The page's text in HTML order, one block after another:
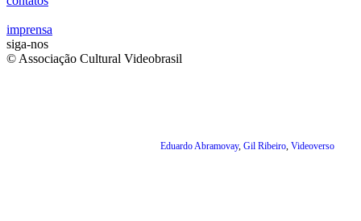
Eduardo Abramovay, Gil Ribeiro, Videoverso
imprensa
siga-nos
© Associação Cultural Videobrasil